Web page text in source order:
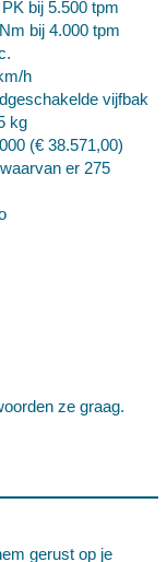
5.500 tpm
tpm
h
vijfbak
er 275
ze graag.
gerust op je